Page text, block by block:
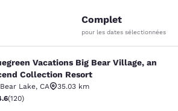
Complet
pour les dates sélectionnées
Big Bear
Vacations Big Bear Village, an
Collection Resort
Lake, CA
35.03 km
étoiles. Exceptionnel. 120 commentaires
(120)